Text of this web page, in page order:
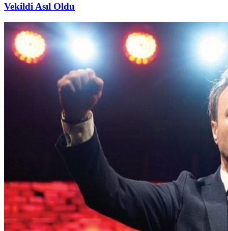
Vekildi Asıl Oldu